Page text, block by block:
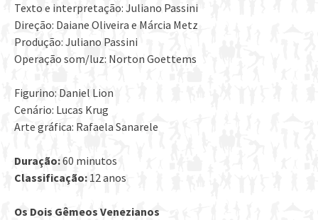
Texto e interpretação: Juliano Passini
Direção: Daiane Oliveira e Márcia Metz
Produção: Juliano Passini
Operação som/luz: Norton Goettems
Figurino: Daniel Lion
Cenário: Lucas Krug
Arte gráfica: Rafaela Sanarele
Duração:60 minutos
Classificação: 12anos
Os Dois Gêmeos Venezianos